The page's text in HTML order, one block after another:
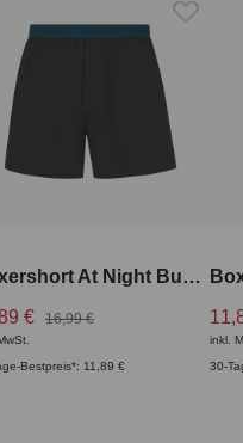
5 von 5 Sternen
Boxershort At Night Bund aussen
€
16,99 €
Bestpreis*: 11,89 €
inkl.
30-